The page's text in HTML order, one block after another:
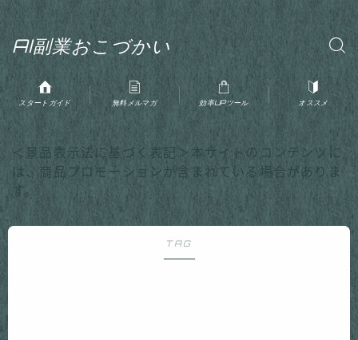
AI副業おこづかい
スタートガイド 無料メルマガ 効率UPツール オススメ
＜景品表示法に基づく表記＞本サイトのコンテンツに
は、商品プロモーションが含まれている場合がありま
す。
TAG